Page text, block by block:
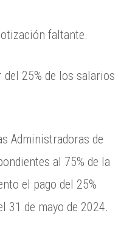
faltante.
25% de los salarios
Administradoras de
al 75% de la
el pago del 25%
31 de mayo de 2024.